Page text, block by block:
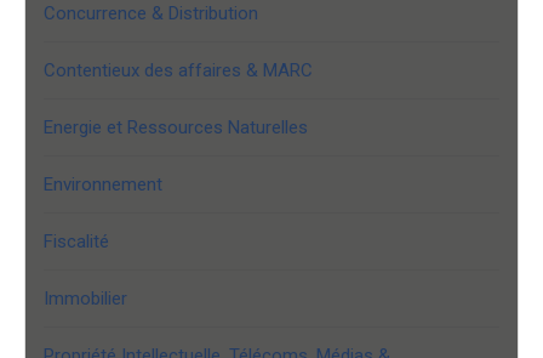
Concurrence & Distribution
Contentieux des affaires & MARC
Energie et Ressources Naturelles
Environnement
Fiscalité
Immobilier